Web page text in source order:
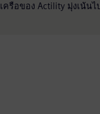
ครือของ Actility มุ่งเ